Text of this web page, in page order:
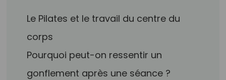
Le Pilates et le travail du centre du
corps
Pourquoi peut-on ressentir un
gonflement après une séance ?